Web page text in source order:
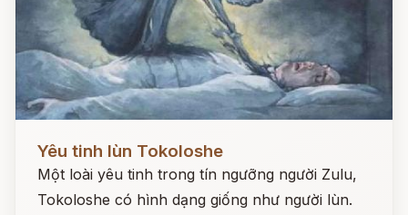
Yêu tinh lùn Tokoloshe
Một loài yêu tinh trong tín ngưỡng người Zulu,
Tokoloshe có hình dạng giống như người lùn.